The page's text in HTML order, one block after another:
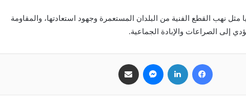
مثل نهب القطع الفنية من البلدان المستعمرة وجهود استعادتها، والمقاومة
إلى الصراعات والإبادة الجماعية.
فيسبوك لينكدإن ماسنجر